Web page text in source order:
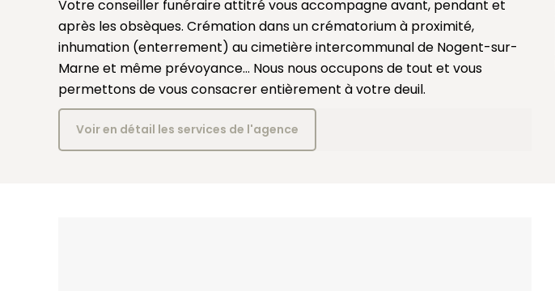
Votre conseiller funéraire attitré vous accompagne avant, pendant et
après les obsèques. Crémation dans un crématorium à proximité,
inhumation (enterrement) au cimetière intercommunal de Nogent-sur-
Marne et même prévoyance… Nous nous occupons de tout et vous
permettons de vous consacrer entièrement à votre deuil.
Voir en détail les services de l'agence